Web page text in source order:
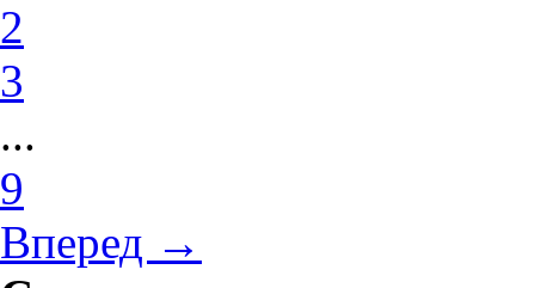
2
3
...
9
Вперед →